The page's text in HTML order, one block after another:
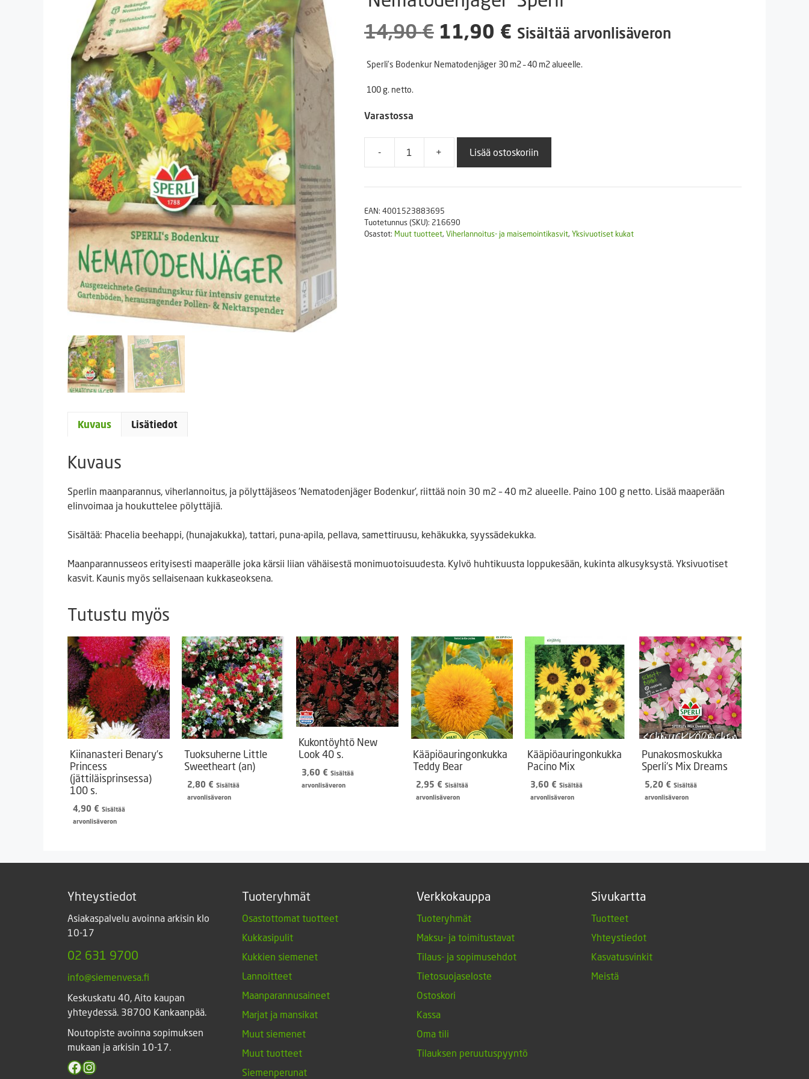
Puutarhatyökalut
Askartelutarvikkeet
14,90€ Alkuperäinen
hinta
11,90 € Nykyinen
hinta
Sisältää arvonlisäveron
Sperli’s Bodenkur Nematodenjäger 30 m2 – 40 m2 alueelle.
100 g. netto.
Varastossa
-
Viherlannoitus-
pölyttäjäseos
Sperli
määrä
+ Lisää ostoskoriin
EAN: 4001523883695
Tuotetunnus (SKU): 216690
Osastot: Muut tuotteet, Viherlannoitus- ja maisemointikasvit, Yksivuotiset kukat
Kuvaus Lisätiedot
Kuvaus
Sperlin maanparannus, viherlannoitus, ja pölyttäjäseos ’Nematodenjäger Bodenkur’, riittää noin 30 m2 – 40 m2 alueelle. Paino 100 g netto. Lisää maaperään
elinvoimaa ja houkuttelee pölyttäjiä.
Sisältää: Phacelia beehappi, (hunajakukka), tattari, puna-apila, pellava, samettiruusu, kehäkukka, syyssädekukka.
Maanparannusseos erityisesti maaperälle joka kärsii liian vähäisestä monimuotoisuudesta. Kylvö huhtikuusta loppukesään, kukinta alkusyksystä. Yksivuotiset
kasvit. Kaunis myös sellaisenaan kukkaseoksena.
Tutustu myös
Kiinanasteri Benary’s
Princess
(jättiläisprinsessa)
100 s.
4,90 € Sisältää
arvonlisäveron
Tuoksuherne Little
Sweetheart (an)
2,80 € Sisältää
arvonlisäveron
Kukontöyhtö New
Look 40 s.
3,60 € Sisältää
arvonlisäveron
Kääpiöauringonkukka
Teddy Bear
2,95 € Sisältää
arvonlisäveron
Kääpiöauringonkukka
Pacino Mix
3,60 € Sisältää
arvonlisäveron
Punakosmoskukka
Sperli’s Mix Dreams
5,20 € Sisältää
arvonlisäveron
Yhteystiedot
Asiakaspalvelu avoinna arkisin klo
10-17
02 631 9700
info@siemenvesa.fi
Keskuskatu 40, Aito kaupan
yhteydessä. 38700 Kankaanpää.
Noutopiste avoinna sopimuksen
mukaan ja arkisin 10-17.
Facebook
Instagram
Tuoteryhmät
Osastottomat tuotteet
Kukkasipulit
Kukkien siemenet
Lannoitteet
Maanparannusaineet
Marjat ja mansikat
Muut siemenet
Muut tuotteet
Siemenperunat
Verkkokauppa
Tuoteryhmät
Maksu- ja toimitustavat
Tilaus- ja sopimusehdot
Tietosuojaseloste
Ostoskori
Kassa
Oma tili
Tilauksen peruutuspyyntö
Sivukartta
Tuotteet
Yhteystiedot
Kasvatusvinkit
Meistä